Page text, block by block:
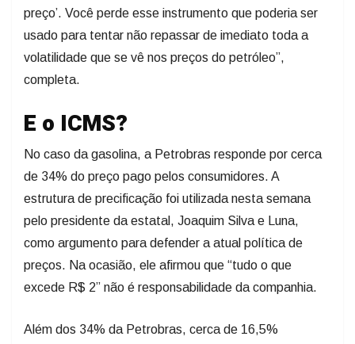
preço’. Você perde esse instrumento que poderia ser
usado para tentar não repassar de imediato toda a
volatilidade que se vê nos preços do petróleo”,
completa.
E o ICMS?
No caso da gasolina, a Petrobras responde por cerca
de 34% do preço pago pelos consumidores. A
estrutura de precificação foi utilizada nesta semana
pelo presidente da estatal, Joaquim Silva e Luna,
como argumento para defender a atual política de
preços. Na ocasião, ele afirmou que “tudo o que
excede R$ 2” não é responsabilidade da companhia.
Além dos 34% da Petrobras, cerca de 16,5%